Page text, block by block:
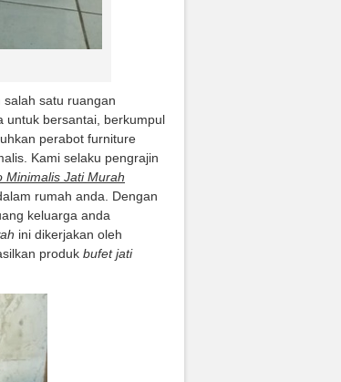
satu ruangan
untuk bersantai, berkumpul
perabot furniture
Kami selaku pengrajin
Minimalis Jati Murah
rumah anda. Dengan
keluarga anda
ini dikerjakan oleh
produk bufet jati